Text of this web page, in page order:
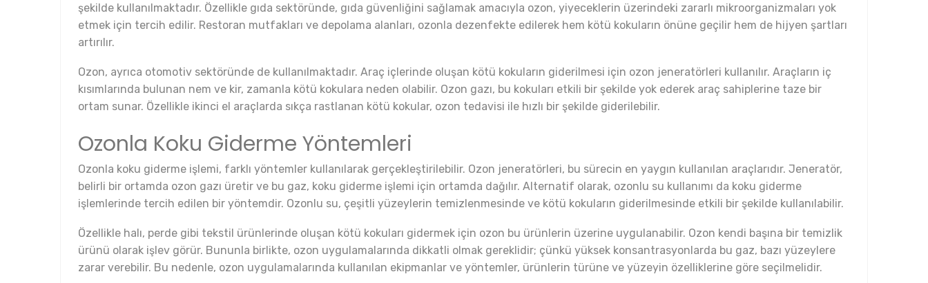
şekilde kullanılmaktadır. Özellikle gıda sektöründe, gıda güvenliğini sağlamak amacıyla ozon, yiyeceklerin üzerindeki zararlı mikroorganizmaları yok
etmek için tercih edilir. Restoran mutfakları ve depolama alanları, ozonla dezenfekte edilerek hem kötü kokuların önüne geçilir hem de hijyen şartları
artırılır.
Ozon, ayrıca otomotiv sektöründe de kullanılmaktadır. Araç içlerinde oluşan kötü kokuların giderilmesi için ozon jeneratörleri kullanılır. Araçların iç
kısımlarında bulunan nem ve kir, zamanla kötü kokulara neden olabilir. Ozon gazı, bu kokuları etkili bir şekilde yok ederek araç sahiplerine taze bir
ortam sunar. Özellikle ikinci el araçlarda sıkça rastlanan kötü kokular, ozon tedavisi ile hızlı bir şekilde giderilebilir.
Ozonla Koku Giderme Yöntemleri
Ozonla koku giderme işlemi, farklı yöntemler kullanılarak gerçekleştirilebilir. Ozon jeneratörleri, bu sürecin en yaygın kullanılan araçlarıdır. Jeneratör,
belirli bir ortamda ozon gazı üretir ve bu gaz, koku giderme işlemi için ortamda dağılır. Alternatif olarak, ozonlu su kullanımı da koku giderme
işlemlerinde tercih edilen bir yöntemdir. Ozonlu su, çeşitli yüzeylerin temizlenmesinde ve kötü kokuların giderilmesinde etkili bir şekilde kullanılabilir.
Özellikle halı, perde gibi tekstil ürünlerinde oluşan kötü kokuları gidermek için ozon bu ürünlerin üzerine uygulanabilir. Ozon kendi başına bir temizlik
ürünü olarak işlev görür. Bununla birlikte, ozon uygulamalarında dikkatli olmak gereklidir; çünkü yüksek konsantrasyonlarda bu gaz, bazı yüzeylere
zarar verebilir. Bu nedenle, ozon uygulamalarında kullanılan ekipmanlar ve yöntemler, ürünlerin türüne ve yüzeyin özelliklerine göre seçilmelidir.